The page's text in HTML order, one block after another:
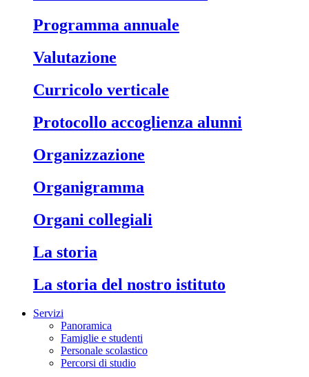
Programma annuale
Valutazione
Curricolo verticale
Protocollo accoglienza alunni
Organizzazione
Organigramma
Organi collegiali
La storia
La storia del nostro istituto
Servizi
Panoramica
Famiglie e studenti
Personale scolastico
Percorsi di studio